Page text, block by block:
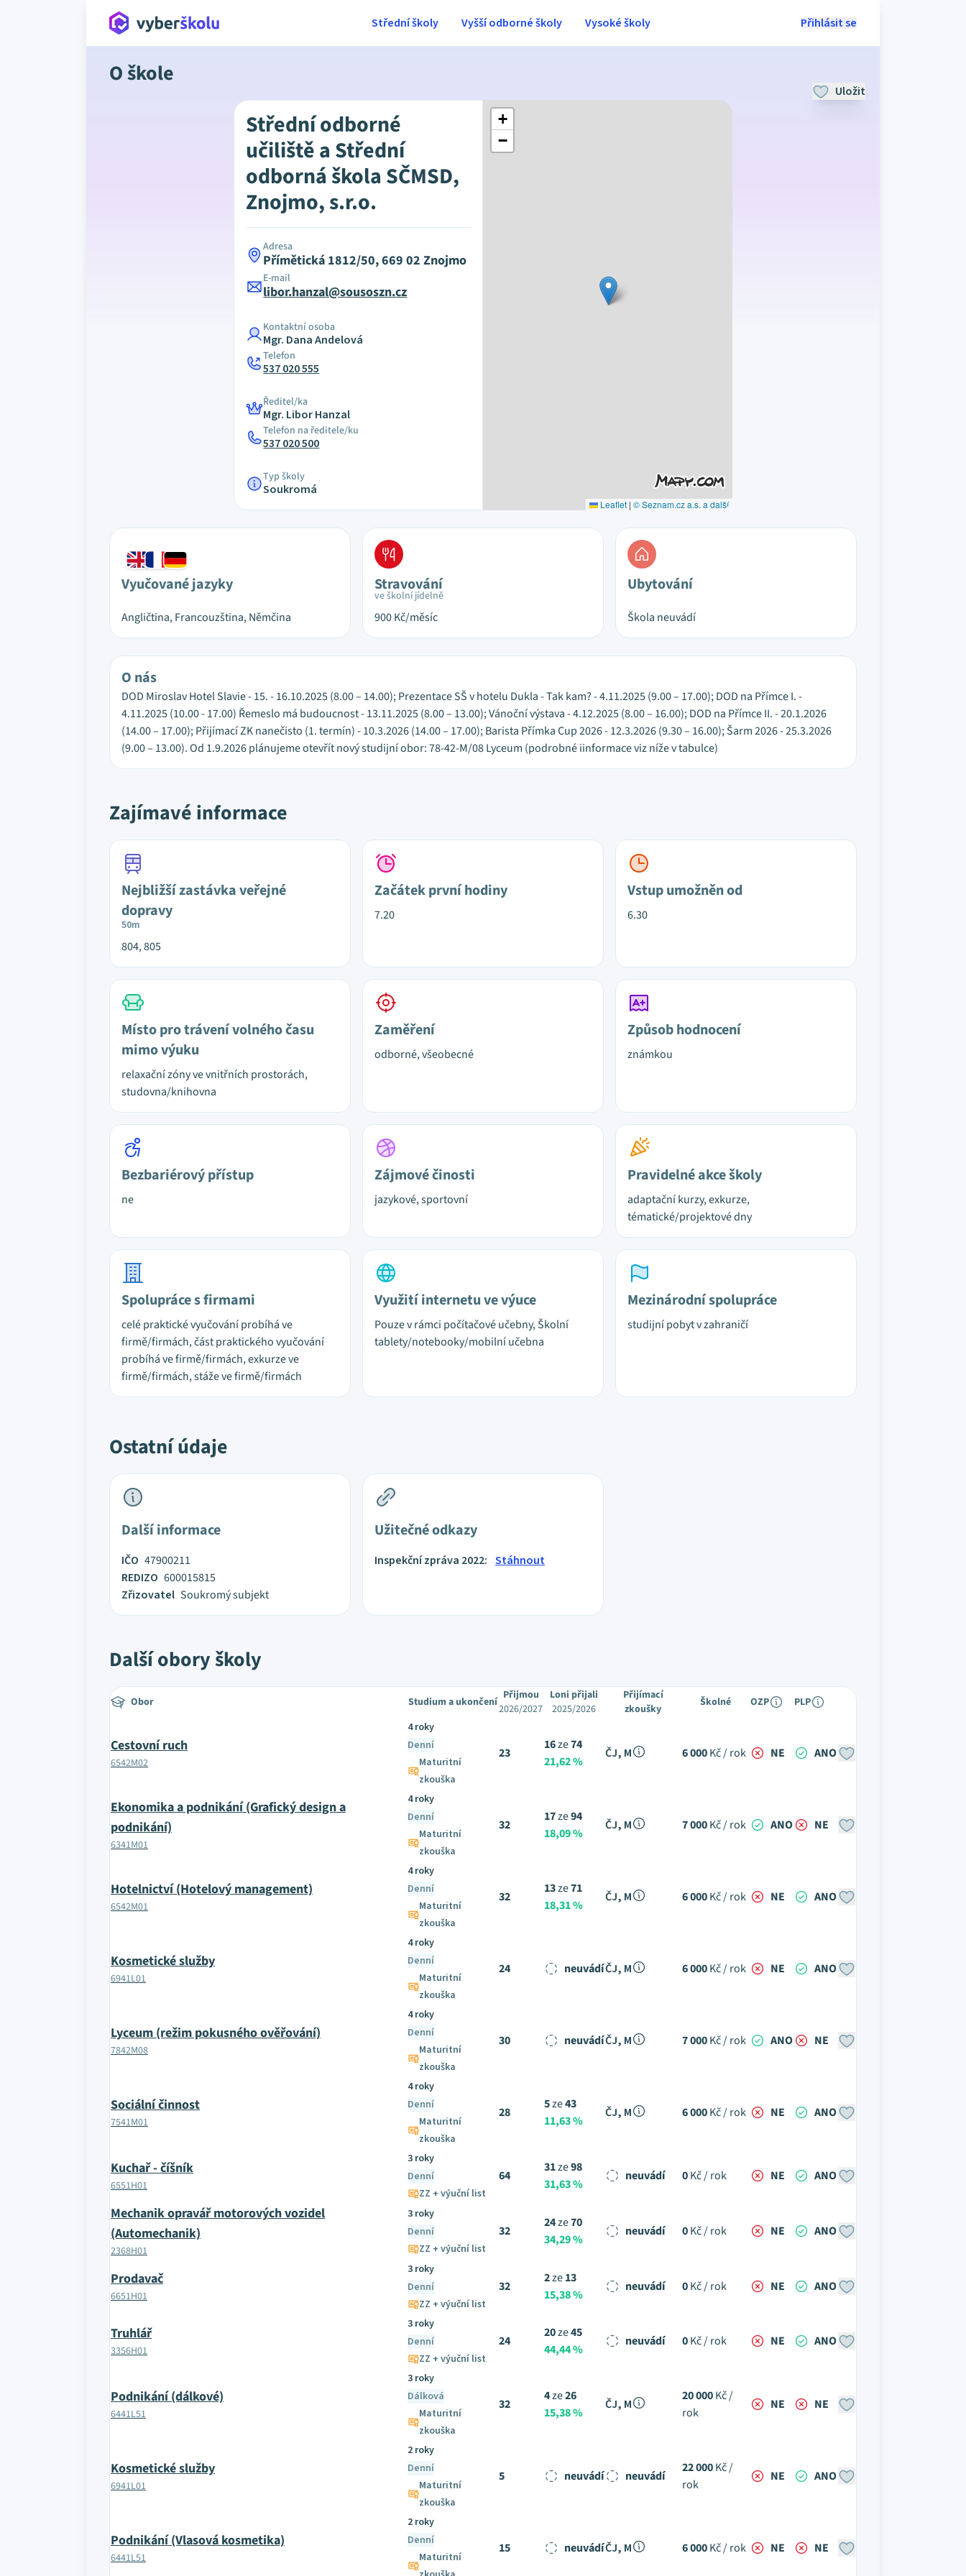
Přihlásit se
Střední školy Vyšší odborné školy Vysoké školy
O škole
Uložit
Střední odborné
učiliště a Střední
odborná škola SČMSD,
Znojmo, s.r.o.
Adresa
Přímětická 1812/50, 669 02 Znojmo
E-mail
libor.hanzal@sousoszn.cz
Kontaktní osoba
Mgr. Dana Andelová
Telefon
537 020 555
Ředitel/ka
Mgr. Libor Hanzal
Telefon na ředitele/ku
537 020 500
Typ školy
Soukromá
+
−
Leaflet | © Seznam.cz a.s. a další
Vyučované jazyky
Angličtina, Francouzština, Němčina
Stravování
ve školní jídelně
900Kč/měsíc
Ubytování
Škola neuvádí
O nás
DOD Miroslav Hotel Slavie - 15. - 16.10.2025 (8.00 – 14.00); Prezentace SŠ v hotelu Dukla - Tak kam? - 4.11.2025 (9.00 – 17.00); DOD na Přímce I. -
4.11.2025 (10.00 - 17.00) Řemeslo má budoucnost - 13.11.2025 (8.00 – 13.00); Vánoční výstava - 4.12.2025 (8.00 – 16.00); DOD na Přímce II. - 20.1.2026
(14.00 – 17.00); Přijímací ZK nanečisto (1. termín) - 10.3.2026 (14.00 – 17.00); Barista Přímka Cup 2026 - 12.3.2026 (9.30 – 16.00); Šarm 2026 - 25.3.2026
(9.00 – 13.00). Od 1.9.2026 plánujeme otevřít nový studijní obor: 78-42-M/08 Lyceum (podrobné iinformace viz níže v tabulce)
Zajímavé informace
Nejbližší zastávka veřejné
dopravy
50m
804, 805
Začátek první hodiny
7.20
Vstup umožněn od
6.30
Místo pro trávení volného času
mimo výuku
relaxační zóny ve vnitřních prostorách,
studovna/knihovna
Zaměření
odborné, všeobecné
Způsob hodnocení
známkou
Bezbariérový přístup
ne
Zájmové činosti
jazykové, sportovní
Pravidelné akce školy
adaptační kurzy, exkurze,
tématické/projektové dny
Spolupráce s firmami
celé praktické vyučování probíhá ve
firmě/firmách, část praktického vyučování
probíhá ve firmě/firmách, exkurze ve
firmě/firmách, stáže ve firmě/firmách
Využití internetu ve výuce
Pouze v rámci počítačové učebny, Školní
tablety/notebooky/mobilní učebna
Mezinárodní spolupráce
studijní pobyt v zahraničí
Ostatní údaje
Další informace
IČO 47900211
REDIZO 600015815
Zřizovatel Soukromý subjekt
Užitečné odkazy
Inspekční zpráva 2022: Stáhnout
Další obory školy
Obor Studium a ukončení Přijmou
2026/2027
Loni přijali
2025/2026
Přijímací
zkoušky
Školné OZP PLP
Cestovní ruch
6542M02
4 roky
Denní
Maturitní
zkouška
23
16ze74
21,62 %
ČJ, M 6 000Kč / rok NE ANO
Ekonomika a podnikání (Grafický design a
podnikání)
6341M01
4 roky
Denní
Maturitní
zkouška
32
17ze94
18,09 %
ČJ, M 7 000Kč / rok ANO NE
Hotelnictví (Hotelový management)
6542M01
4 roky
Denní
Maturitní
zkouška
32
13ze71
18,31 %
ČJ, M 6 000Kč / rok NE ANO
Kosmetické služby
6941L01
4 roky
Denní
Maturitní
zkouška
24 neuvádíČJ, M 6 000Kč / rok NE ANO
Lyceum (režim pokusného ověřování)
7842M08
4 roky
Denní
Maturitní
zkouška
30 neuvádíČJ, M 7 000Kč / rok ANO NE
Sociální činnost
7541M01
4 roky
Denní
Maturitní
zkouška
28
5ze43
11,63 %
ČJ, M 6 000Kč / rok NE ANO
Kuchař - číšník
6551H01
3 roky
Denní
ZZ + výuční list
64
31ze98
31,63 %
neuvádí 0Kč / rok NE ANO
Mechanik opravář motorových vozidel
(Automechanik)
2368H01
3 roky
Denní
ZZ + výuční list
32
24ze70
34,29 %
neuvádí 0Kč / rok NE ANO
Prodavač
6651H01
3 roky
Denní
ZZ + výuční list
32
2ze13
15,38 %
neuvádí 0Kč / rok NE ANO
Truhlář
3356H01
3 roky
Denní
ZZ + výuční list
24
20ze45
44,44 %
neuvádí 0Kč / rok NE ANO
Podnikání (dálkové)
6441L51
3 roky
Dálková
Maturitní
zkouška
32
4ze26
15,38 %
ČJ, M
20 000Kč /
rok
NE NE
Kosmetické služby
6941L01
2 roky
Denní
Maturitní
zkouška
5 neuvádí neuvádí
22 000Kč /
rok
NE ANO
Podnikání (Vlasová kosmetika)
6441L51
2 roky
Denní
Maturitní
15 neuvádíČJ, M 6 000Kč / rok NE NE